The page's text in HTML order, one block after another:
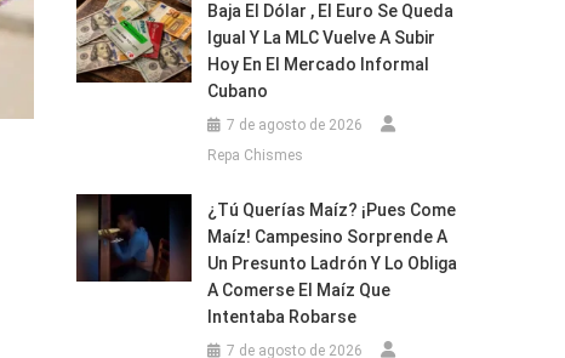
Baja El Dólar , El Euro Se Queda
Igual Y La MLC Vuelve A Subir
Hoy En El Mercado Informal
Cubano
7 de agosto de 2026
Repa Chismes
¿Tú Querías Maíz? ¡Pues Come
Maíz! Campesino Sorprende A
Un Presunto Ladrón Y Lo Obliga
A Comerse El Maíz Que
Intentaba Robarse
7 de agosto de 2026